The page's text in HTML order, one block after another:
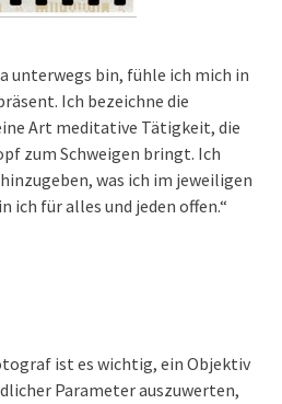
unterwegs bin, fühle ich mich in
Ich bezeichne die
Art meditative Tätigkeit, die
zum Schweigen bringt. Ich
was ich im jeweiligen
ich für alles und jeden offen.“
ist es wichtig, ein Objektiv
Parameter auszuwerten,